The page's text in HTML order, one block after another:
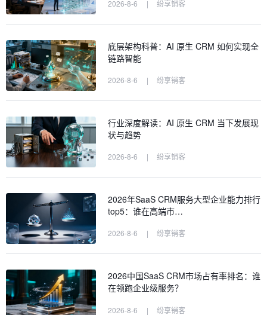
2026-8-6 | 纷享销客
底层架构科普：AI 原生 CRM 如何实现全
链路智能
2026-8-6 | 纷享销客
行业深度解读：AI 原生 CRM 当下发展现
状与趋势
2026-8-6 | 纷享销客
2026年SaaS CRM服务大型企业能力排行
top5：谁在高端市…
2026-8-6 | 纷享销客
2026中国SaaS CRM市场占有率排名：谁
在领跑企业级服务？
2026-8-6 | 纷享销客